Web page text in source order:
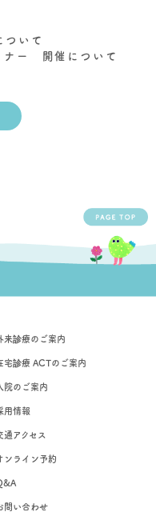
いて
ナー 開催について
来診療のご案内
宅診療 ACTのご案内
院のご案内
用情報
通アクセス
ンライン予約
問い合わせ